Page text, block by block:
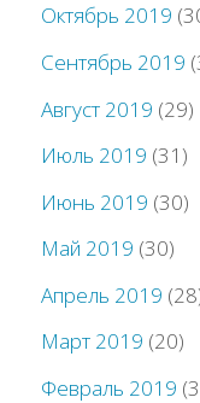
Октябрь 2019
Сентябрь 2019
Август 2019 (29)
Июль 2019 (31)
Июнь 2019 (30)
Май 2019 (30)
Апрель 2019
Март 2019 (20)
Февраль 2019